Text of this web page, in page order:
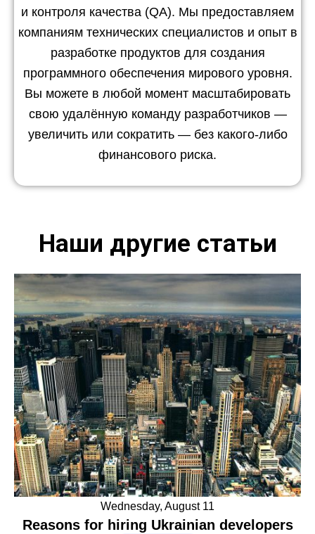
и контроля качества (QA). Мы предоставляем
компаниям технических специалистов и опыт в
разработке продуктов для создания
программного обеспечения мирового уровня.
Вы можете в любой момент масштабировать
свою удалённую команду разработчиков —
увеличить или сократить — без какого-либо
финансового риска.
Наши другие статьи
Wednesday, August 11
Reasons for hiring Ukrainian developers